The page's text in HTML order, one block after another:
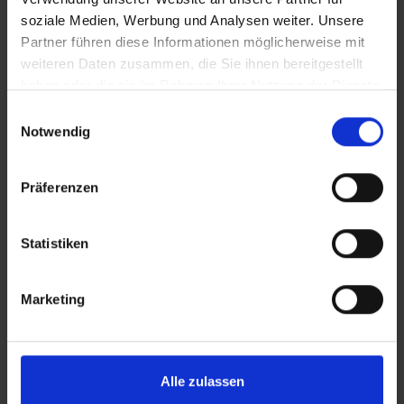
soziale Medien, Werbung und Analysen weiter. Unsere
Partner führen diese Informationen möglicherweise mit
weiteren Daten zusammen, die Sie ihnen bereitgestellt
Notwendig
Präferenzen
Statistiken
Marketing
Alle zulassen
Fahrradreifen in der Größe 27.5"/28"/29" Zoll (ETRTO
65→75-584, 54→75-622). Geringeres Gewicht, bei
gleicher Zuverlässigkeit wie ein Schwalbe Standard
Finde noch schneller deinen perfekten Reifen.
oder filtere dir die Tabelle nach den
Kategorien, die dich interessieren. Sortiere die